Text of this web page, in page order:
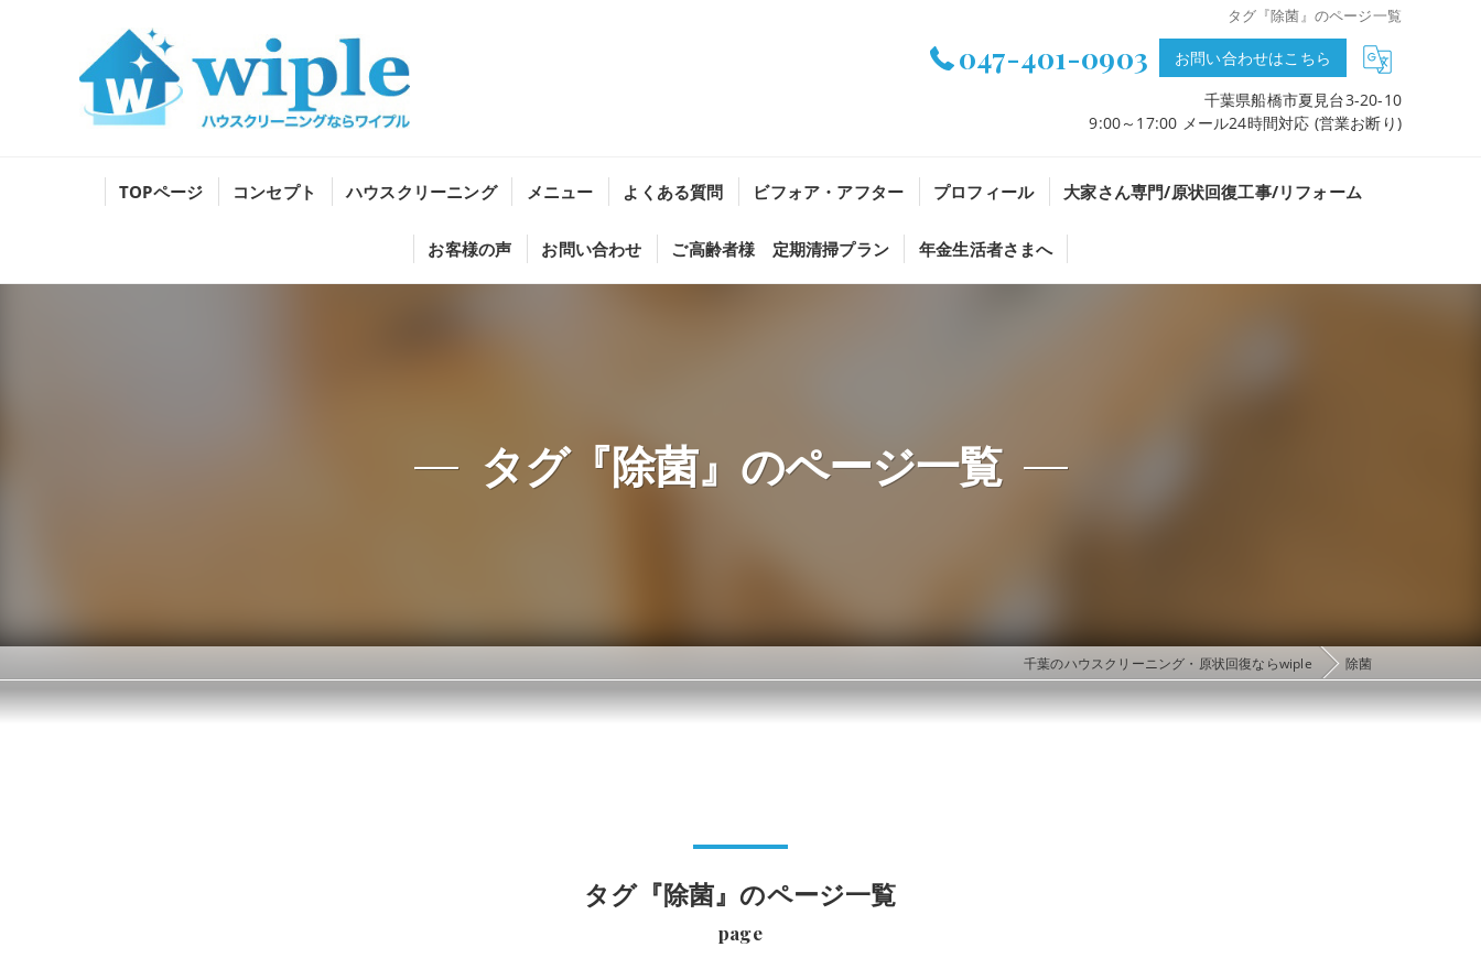
タグ『除菌』のページ一覧
047-401-0903 お問い合わせはこちら
千葉県船橋市夏見台3-20-10
9:00～17:00 メール24時間対応 (営業お断り)
TOPページ コンセプト ハウスクリーニング メニュー よくある質問 ビフォア・アフター プロフィール 大家さん専門/原状回復工事/リフォーム
お客様の声 お問い合わせ ご高齢者様 定期清掃プラン 年金生活者さまへ
タグ『除菌』のページ一覧
千葉のハウスクリーニング・原状回復ならwiple 除菌
タグ『除菌』のページ一覧
page